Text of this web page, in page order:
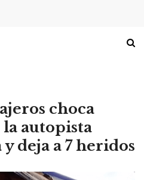
choca
autopista
deja a 7 heridos